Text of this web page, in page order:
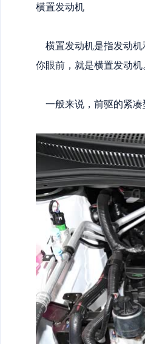
横置发动机
横置发动机是指发动机
你眼前，就是横置发动机
一般来说，前驱的紧凑